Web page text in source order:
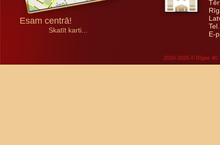
Esam centrā!
Skatīt karti...
E-
2010-2026 © Rīgas